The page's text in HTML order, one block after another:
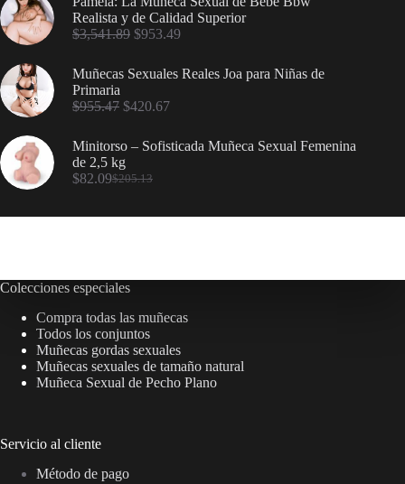
Realista y de Calidad Superior
$3,541.89 $953.49
Muñecas Sexuales Reales Joa para Niñas de
Primaria
$955.47 $420.67
Minitorso – Sofisticada Muñeca Sexual Femenina
de 2,5 kg
$205.13
$82.09
Colecciones especiales
Compra todas las muñecas
Todos los conjuntos
Muñecas gordas sexuales
Muñecas sexuales de tamaño natural
Muñeca Sexual de Pecho Plano
Servicio al cliente
Método de pago